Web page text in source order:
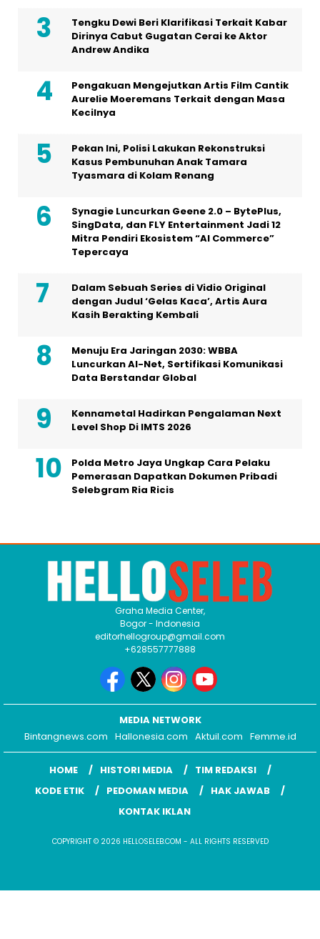
Tengku Dewi Beri Klarifikasi Terkait Kabar
Dirinya Cabut Gugatan Cerai ke Aktor
Andrew Andika
Pengakuan Mengejutkan Artis Film Cantik
Aurelie Moeremans Terkait dengan Masa
Kecilnya
Pekan Ini, Polisi Lakukan Rekonstruksi
Kasus Pembunuhan Anak Tamara
Tyasmara di Kolam Renang
Synagie Luncurkan Geene 2.0 – BytePlus,
SingData, dan FLY Entertainment Jadi 12
Mitra Pendiri Ekosistem “AI Commerce”
Tepercaya
Dalam Sebuah Series di Vidio Original
dengan Judul ‘Gelas Kaca’, Artis Aura
Kasih Berakting Kembali
Menuju Era Jaringan 2030: WBBA
Luncurkan AI-Net, Sertifikasi Komunikasi
Data Berstandar Global
Kennametal Hadirkan Pengalaman Next
Level Shop Di IMTS 2026
Polda Metro Jaya Ungkap Cara Pelaku
Pemerasan Dapatkan Dokumen Pribadi
Selebgram Ria Ricis
Graha Media Center,
Bogor - Indonesia
editorhellogroup@gmail.com
+628557777888
MEDIA NETWORK
Bintangnews.com Hallonesia.com Aktuil.com Femme.id
HOME HISTORI MEDIA
TIM REDAKSI
KODE ETIK
PEDOMAN MEDIA
HAK JAWAB
KONTAK IKLAN
COPYRIGHT © 2026 HELLOSELEB.COM - ALL RIGHTS RESERVED